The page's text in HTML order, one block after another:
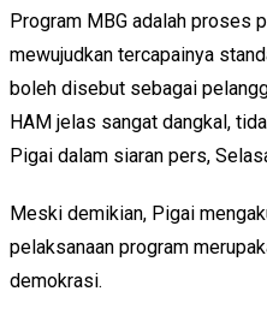
Program MBG adalah proses
mewujudkan tercapainya
boleh disebut sebagai
HAM jelas sangat dangkal,
Pigai dalam siaran pers,
Meski demikian, Pigai
pelaksanaan program
demokrasi.